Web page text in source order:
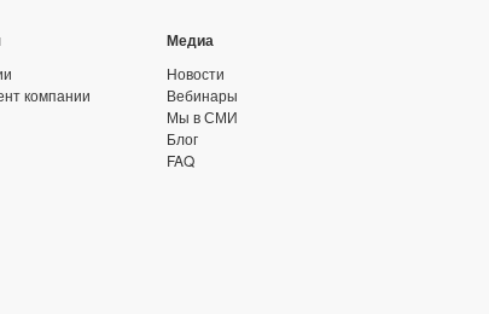
компании
Медиа
Новости
Вебинары
Мы в СМИ
Блог
FAQ